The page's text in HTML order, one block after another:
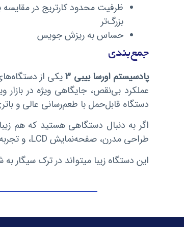
ظرفیت محدود کارتریج در
بزرگ‌تر
حساس به ریزش جویس
جمع‌بندی
پادسیستم اورسا بیبی 3
عملکرد بی‌نقص، جایگاهی ویژه در
دستگاه قابل‌حمل با طعم‌رسانی عالی و
طراحی مدرن، صفحه‌نمایش LCD، و تجربه طعم فوق‌العاده، این دستگاه را از رقبا متمایز می‌کند.
این دستگاه زیبا میتواند در ترک سیگار